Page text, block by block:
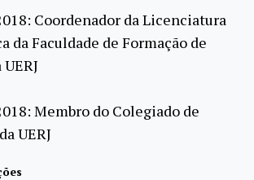
Coordenador da Licenciatura
da Faculdade de Formação de
Membro do Colegiado de
UERJ